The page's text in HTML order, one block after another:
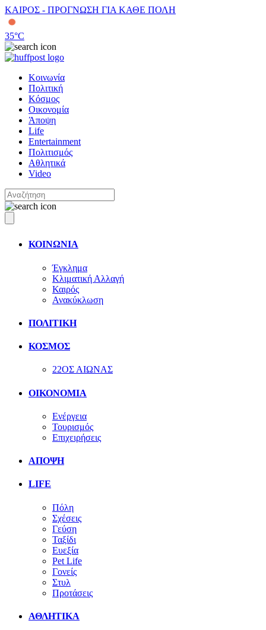
ΚΑΙΡΟΣ - ΠΡΟΓΝΩΣΗ ΓΙΑ ΚΑΘΕ ΠΟΛΗ
35°C
Κοινωνία
Πολιτική
Κόσμος
Οικονομία
Άποψη
Life
Entertainment
Πολιτισμός
Αθλητικά
Video
ΚΟΙΝΩΝΙΑ
Έγκλημα
Κλιματική Αλλαγή
Καιρός
Ανακύκλωση
ΠΟΛΙΤΙΚΗ
ΚΟΣΜΟΣ
22ΟΣ ΑΙΩΝΑΣ
ΟΙΚΟΝΟΜΙΑ
Ενέργεια
Τουρισμός
Επιχειρήσεις
ΑΠΟΨΗ
LIFE
Πόλη
Σχέσεις
Γεύση
Ταξίδι
Ευεξία
Pet Life
Γονείς
Στυλ
Προτάσεις
ΑΘΛΗΤΙΚΑ